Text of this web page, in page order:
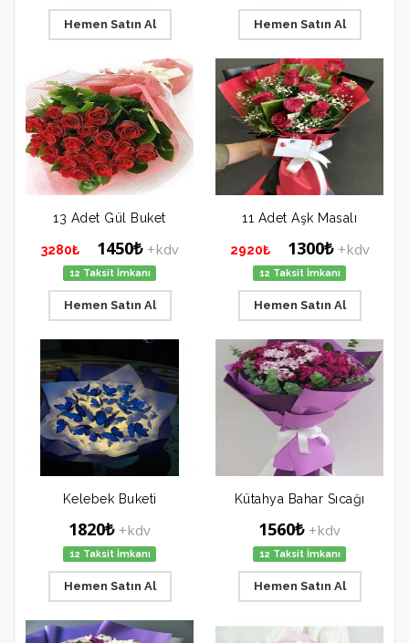
Hemen Satın Al Hemen Satın Al
13 Adet Gül Buket
3280₺ 1450₺ +kdv
12 Taksit İmkanı
Hemen Satın Al
11 Adet Aşk Masalı
2920₺ 1300₺ +kdv
12 Taksit İmkanı
Hemen Satın Al
Kelebek Buketi
1820₺ +kdv
12 Taksit İmkanı
Hemen Satın Al
Kütahya Bahar Sıcağı
1560₺ +kdv
12 Taksit İmkanı
Hemen Satın Al